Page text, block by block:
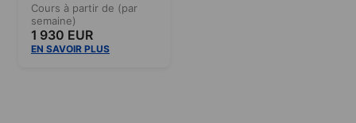
Cours à partir de (par
semaine)
1 930 EUR
EN SAVOIR PLUS